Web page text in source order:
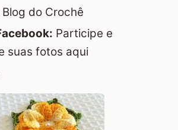
Blog do Crochê
Participe e
suas fotos aqui